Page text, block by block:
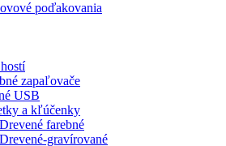
poďakovania
zapaľovače
USB
a kľúčenky
Drevené farebné
Drevené-gravírované